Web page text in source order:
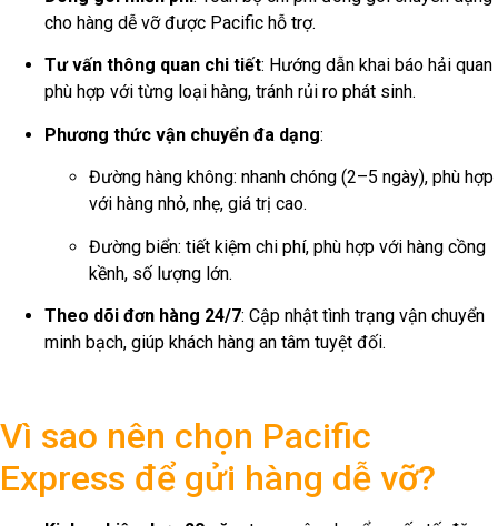
cho hàng dễ vỡ được Pacific hỗ trợ.
Tư vấn thông quan chi tiết: Hướng dẫn khai báo hải quan
phù hợp với từng loại hàng, tránh rủi ro phát sinh.
Phương thức vận chuyển đa dạng:
Đường hàng không: nhanh chóng (2–5 ngày), phù hợp
với hàng nhỏ, nhẹ, giá trị cao.
Đường biển: tiết kiệm chi phí, phù hợp với hàng cồng
kềnh, số lượng lớn.
Theo dõi đơn hàng 24/7: Cập nhật tình trạng vận chuyển
minh bạch, giúp khách hàng an tâm tuyệt đối.
Vì sao nên chọn Pacific
Express để gửi hàng dễ vỡ?